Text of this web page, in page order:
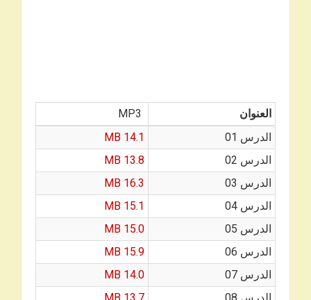
العنوان
الدرس 01
14.1 MB
الدرس 02
13.8 MB
الدرس 03
16.3 MB
الدرس 04
15.1 MB
الدرس 05
15.0 MB
الدرس 06
15.9 MB
الدرس 07
14.0 MB